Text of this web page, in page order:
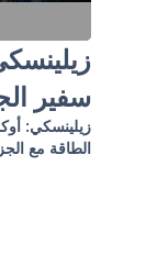
سفير
زيلينسكي:
الطاقة مع